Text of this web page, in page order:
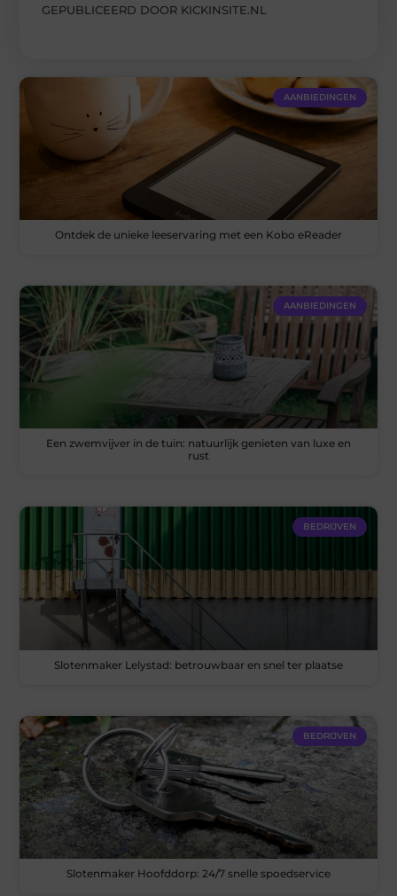
GEPUBLICEERD DOOR KICKINSITE.NL
AANBIEDINGEN
Ontdek de unieke leeservaring met een Kobo eReader
AANBIEDINGEN
Een zwemvijver in de tuin: natuurlijk genieten van luxe en
rust
BEDRIJVEN
Slotenmaker Lelystad: betrouwbaar en snel ter plaatse
BEDRIJVEN
Slotenmaker Hoofddorp: 24/7 snelle spoedservice